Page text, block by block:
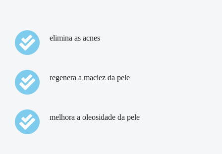
elimina as acnes
regenera a maciez da pele
melhora a oleosidade da pele